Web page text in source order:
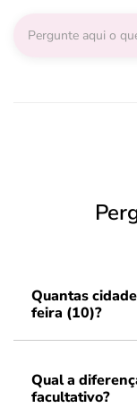
Quantas
feira (10)?
Qual a
facultativo?